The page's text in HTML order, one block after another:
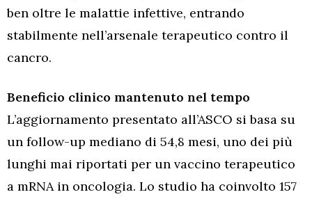
ben oltre le malattie infettive, entrando
stabilmente nell’arsenale terapeutico contro il
cancro.
Beneficio clinico mantenuto nel tempo
L’aggiornamento presentato all’ASCO si basa su
un follow-up mediano di 54,8 mesi, uno dei più
lunghi mai riportati per un vaccino terapeutico
a mRNA in oncologia. Lo studio ha coinvolto 157